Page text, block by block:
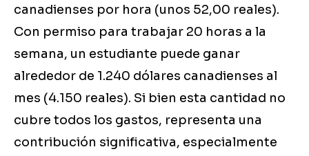
canadienses por hora (unos 52,00 reales).
Con permiso para trabajar 20 horas a la
semana, un estudiante puede ganar
alrededor de 1.240 dólares canadienses al
mes (4.150 reales). Si bien esta cantidad no
cubre todos los gastos, representa una
contribución significativa, especialmente